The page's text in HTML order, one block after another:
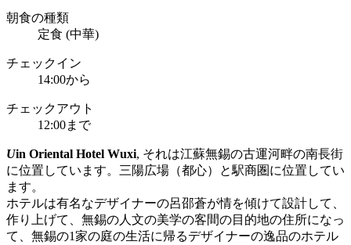
朝食の種類
定食 (中華)
チェックイン
14:00から
チェックアウト
12:00まで
Uin Oriental Hotel Wuxi, それは江蘇無錫の古運河畔の南長街
に位置しています。三陽広場（都心）と駅商圏に位置してい
ます。
ホテルは有名なデザイナーの呂邵蒼が情を傾けて設計して、
作り上げて、無錫の人文の美学の客間の目的地の住所になっ
て、無錫の1家の庭の生活に帰るデザイナーの逸品のホテル